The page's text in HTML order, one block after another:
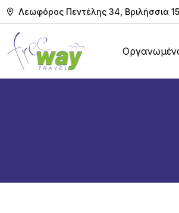
Λεωφόρος Πεντέλης 34, Βριλήσσια